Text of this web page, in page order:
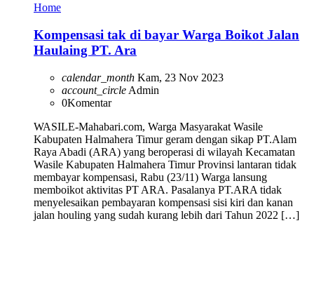
Home
Kompensasi tak di bayar Warga Boikot Jalan
Haulaing PT. Ara
calendar_month Kam, 23 Nov 2023
account_circle Admin
0Komentar
WASILE-Mahabari.com, Warga Masyarakat Wasile
Kabupaten Halmahera Timur geram dengan sikap PT.Alam
Raya Abadi (ARA) yang beroperasi di wilayah Kecamatan
Wasile Kabupaten Halmahera Timur Provinsi lantaran tidak
membayar kompensasi, Rabu (23/11) Warga lansung
memboikot aktivitas PT ARA. Pasalanya PT.ARA tidak
menyelesaikan pembayaran kompensasi sisi kiri dan kanan
jalan houling yang sudah kurang lebih dari Tahun 2022 […]